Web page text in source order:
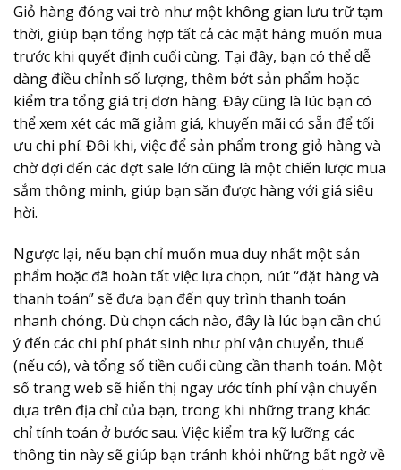
Giỏ hàng đóng vai trò như một không gian lưu trữ tạm
thời, giúp bạn tổng hợp tất cả các mặt hàng muốn mua
trước khi quyết định cuối cùng. Tại đây, bạn có thể dễ
dàng điều chỉnh số lượng, thêm bớt sản phẩm hoặc
kiểm tra tổng giá trị đơn hàng. Đây cũng là lúc bạn có
thể xem xét các mã giảm giá, khuyến mãi có sẵn để tối
ưu chi phí. Đôi khi, việc để sản phẩm trong giỏ hàng và
chờ đợi đến các đợt sale lớn cũng là một chiến lược mua
sắm thông minh, giúp bạn săn được hàng với giá siêu
hời.
Ngược lại, nếu bạn chỉ muốn mua duy nhất một sản
phẩm hoặc đã hoàn tất việc lựa chọn, nút “đặt hàng và
thanh toán” sẽ đưa bạn đến quy trình thanh toán
nhanh chóng. Dù chọn cách nào, đây là lúc bạn cần chú
ý đến các chi phí phát sinh như phí vận chuyển, thuế
(nếu có), và tổng số tiền cuối cùng cần thanh toán. Một
số trang web sẽ hiển thị ngay ước tính phí vận chuyển
dựa trên địa chỉ của bạn, trong khi những trang khác
chỉ tính toán ở bước sau. Việc kiểm tra kỹ lưỡng các
thông tin này sẽ giúp bạn tránh khỏi những bất ngờ về